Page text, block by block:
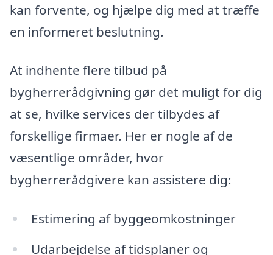
kan forvente, og hjælpe dig med at træffe
en informeret beslutning.
At indhente flere tilbud på
bygherrerådgivning gør det muligt for dig
at se, hvilke services der tilbydes af
forskellige firmaer. Her er nogle af de
væsentlige områder, hvor
bygherrerådgivere kan assistere dig:
Estimering af byggeomkostninger
Udarbejdelse af tidsplaner og